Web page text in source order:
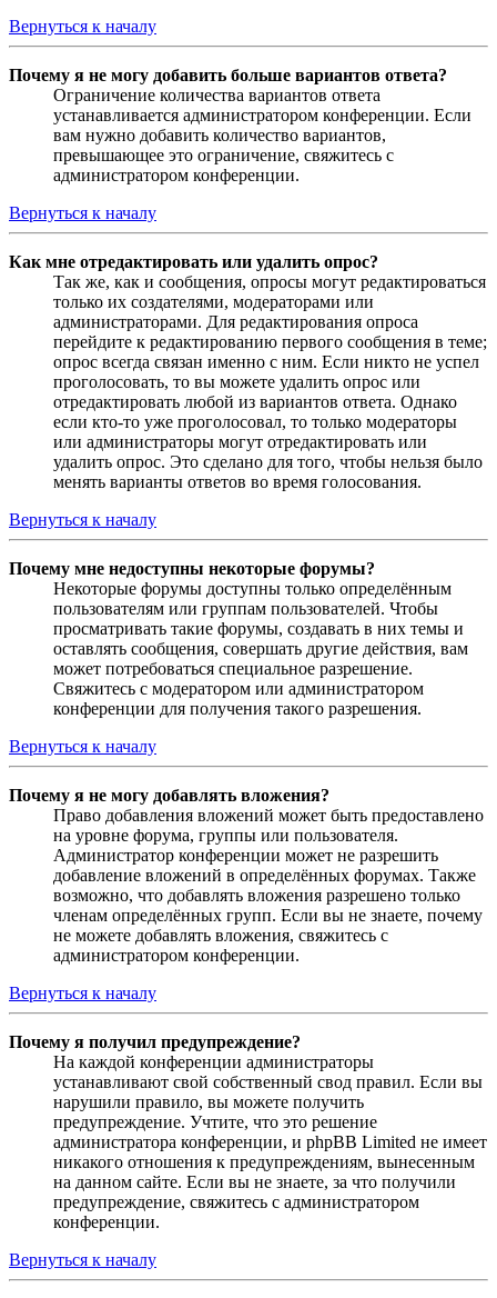
Вернуться к началу
Почему я не могу добавить больше вариантов ответа?
Ограничение количества вариантов ответа
устанавливается администратором конференции. Если
вам нужно добавить количество вариантов,
превышающее это ограничение, свяжитесь с
администратором конференции.
Вернуться к началу
Как мне отредактировать или удалить опрос?
Так же, как и сообщения, опросы могут редактироваться
только их создателями, модераторами или
администраторами. Для редактирования опроса
перейдите к редактированию первого сообщения в теме;
опрос всегда связан именно с ним. Если никто не успел
проголосовать, то вы можете удалить опрос или
отредактировать любой из вариантов ответа. Однако
если кто-то уже проголосовал, то только модераторы
или администраторы могут отредактировать или
удалить опрос. Это сделано для того, чтобы нельзя было
менять варианты ответов во время голосования.
Вернуться к началу
Почему мне недоступны некоторые форумы?
Некоторые форумы доступны только определённым
пользователям или группам пользователей. Чтобы
просматривать такие форумы, создавать в них темы и
оставлять сообщения, совершать другие действия, вам
может потребоваться специальное разрешение.
Свяжитесь с модератором или администратором
конференции для получения такого разрешения.
Вернуться к началу
Почему я не могу добавлять вложения?
Право добавления вложений может быть предоставлено
на уровне форума, группы или пользователя.
Администратор конференции может не разрешить
добавление вложений в определённых форумах. Также
возможно, что добавлять вложения разрешено только
членам определённых групп. Если вы не знаете, почему
не можете добавлять вложения, свяжитесь с
администратором конференции.
Вернуться к началу
Почему я получил предупреждение?
На каждой конференции администраторы
устанавливают свой собственный свод правил. Если вы
нарушили правило, вы можете получить
предупреждение. Учтите, что это решение
администратора конференции, и phpBB Limited не имеет
никакого отношения к предупреждениям, вынесенным
на данном сайте. Если вы не знаете, за что получили
предупреждение, свяжитесь с администратором
конференции.
Вернуться к началу